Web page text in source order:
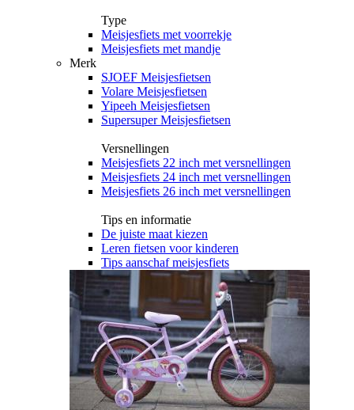
Type
Meisjesfiets met voorrekje
Meisjesfiets met mandje
Merk
SJOEF Meisjesfietsen
Volare Meisjesfietsen
Yipeeh Meisjesfietsen
Supersuper Meisjesfietsen
Versnellingen
Meisjesfiets 22 inch met versnellingen
Meisjesfiets 24 inch met versnellingen
Meisjesfiets 26 inch met versnellingen
Tips en informatie
De juiste maat kiezen
Leren fietsen voor kinderen
Tips aanschaf meisjesfiets